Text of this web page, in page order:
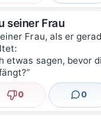
seiner Frau
Frau, als er
etwas sagen, bevor
Nicht lustig
0 0